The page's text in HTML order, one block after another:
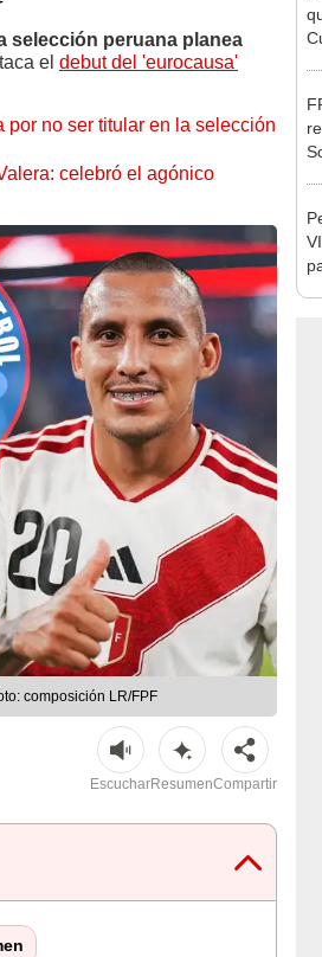
selección peruana planea
el debut del 'eurocausa'
no ser titular en la selección
celebró el agónico
composición LR/FPF
EscucharResumenCompartir